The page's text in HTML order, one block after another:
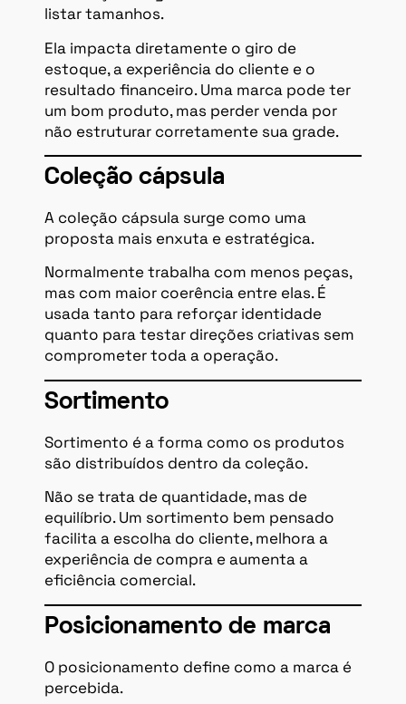
listar tamanhos.
Ela impacta diretamente o giro de
estoque, a experiência do cliente e o
resultado financeiro. Uma marca pode ter
um bom produto, mas perder venda por
não estruturar corretamente sua grade.
Coleção cápsula
A coleção cápsula surge como uma
proposta mais enxuta e estratégica.
Normalmente trabalha com menos peças,
mas com maior coerência entre elas. É
usada tanto para reforçar identidade
quanto para testar direções criativas sem
comprometer toda a operação.
Sortimento
Sortimento é a forma como os produtos
são distribuídos dentro da coleção.
Não se trata de quantidade, mas de
equilíbrio. Um sortimento bem pensado
facilita a escolha do cliente, melhora a
experiência de compra e aumenta a
eficiência comercial.
Posicionamento de marca
O posicionamento define como a marca é
percebida.